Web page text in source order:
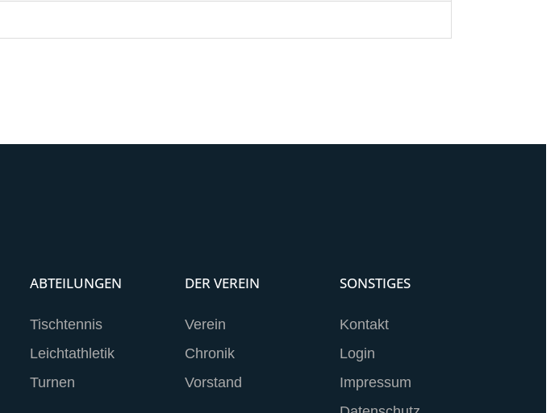
ABTEILUNGEN
Tischtennis
Leichtathletik
Turnen
DER VEREIN
Verein
Chronik
Vorstand
SONSTIGES
Kontakt
Login
Impressum